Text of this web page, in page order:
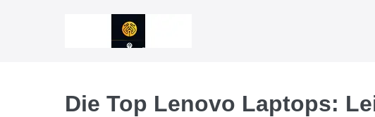
Die Top Lenovo Laptops: